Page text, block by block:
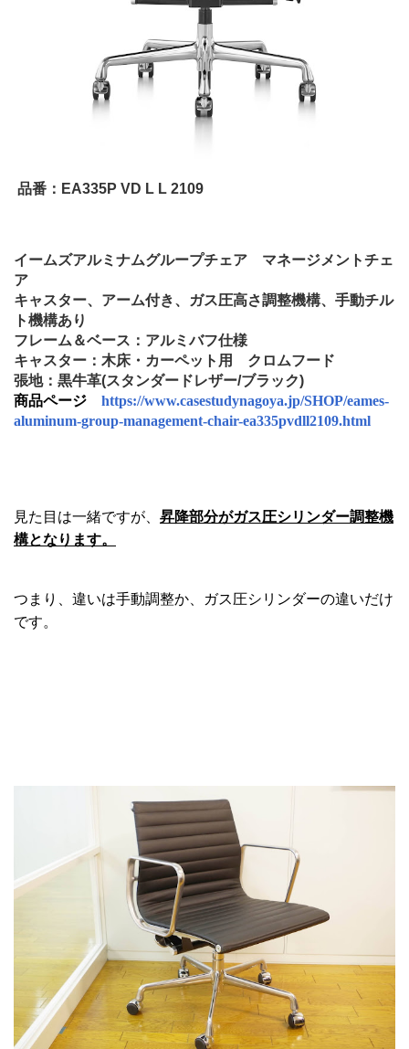
品番：EA335P VD L L 2109
イームズアルミナムグループチェア マネージメントチェ
ア
キャスター、アーム付き、ガス圧高さ調整機構、手動チル
ト機構あり
フレーム＆ベース：アルミバフ仕様
キャスター：木床・カーペット用 クロムフード
張地：黒牛革(スタンダードレザー/ブラック)
商品ページ https://www.casestudynagoya.jp/SHOP/eames-
aluminum-group-management-chair-ea335pvdll2109.html
見た目は一緒ですが、 昇降部分がガス圧シリンダー調整機
構となります。
つまり、違いは手動調整か、ガス圧シリンダーの違いだけ
です。